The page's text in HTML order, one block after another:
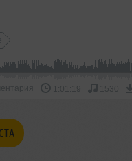
1:01:19 1530